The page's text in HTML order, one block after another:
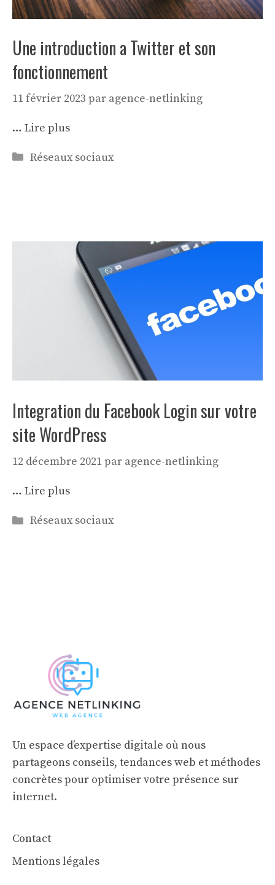
Une introduction a Twitter et son
fonctionnement
11 février 2023 par agence-netlinking
… Lire plus
Catégories
Réseaux sociaux
Integration du Facebook Login sur votre
site WordPress
12 décembre 2021par agence-netlinking
… Lire plus
Catégories
Réseaux sociaux
Un espace d’expertise digitale où nous
partageons conseils, tendances web et méthodes
concrètes pour optimiser votre présence sur
internet.
Contact
Mentions légales